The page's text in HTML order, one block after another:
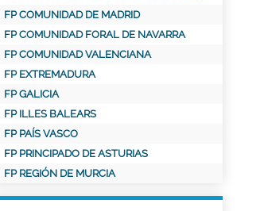
FP COMUNIDAD DE MADRID
FP COMUNIDAD FORAL DE NAVARRA
FP COMUNIDAD VALENCIANA
FP EXTREMADURA
FP GALICIA
FP ILLES BALEARS
FP PAÍS VASCO
FP PRINCIPADO DE ASTURIAS
FP REGIÓN DE MURCIA